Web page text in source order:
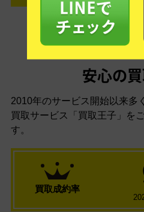
安心の
2010年のサービス開始以来多
買取サービス「買取王子」を
す。
買取成約率